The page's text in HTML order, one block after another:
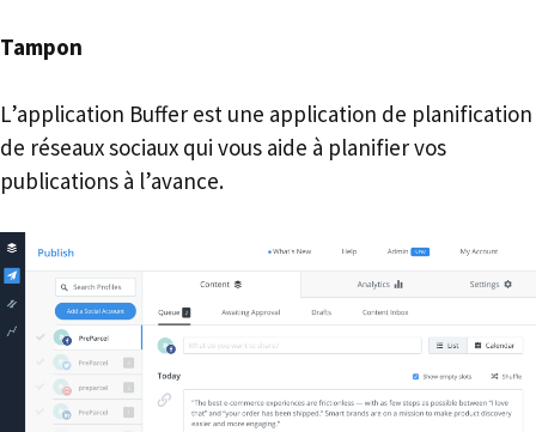
Tampon
L’application Buffer est une application de planification
de réseaux sociaux qui vous aide à planifier vos
publications à l’avance.